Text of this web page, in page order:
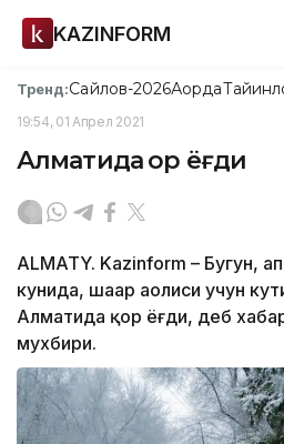
KAZINFORM
Тренд:Сайлов-2026Ақорда
19:54, 01 Апрел 2021
Алматида қор ёғди
ALMATY. Kazinform – Бугун,
кунида, шаҳар аҳолиси учун
Алматида қор ёғди, деб
мухбири.